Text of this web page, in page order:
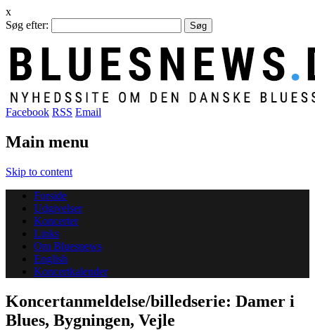
x
Søg efter:
Facebook RSS Email
Main menu
Skip to content
Forside
Udgivelser
Koncerter
Links
Om Bluesnews
English
Koncertkalender
Koncertanmeldelse/billedserie: Damer i
Blues, Bygningen, Vejle